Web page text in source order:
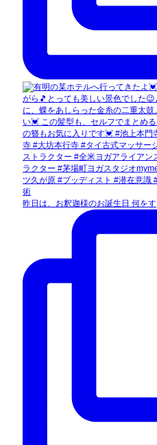
昨日は、お釈迦様のお誕生日 何をす